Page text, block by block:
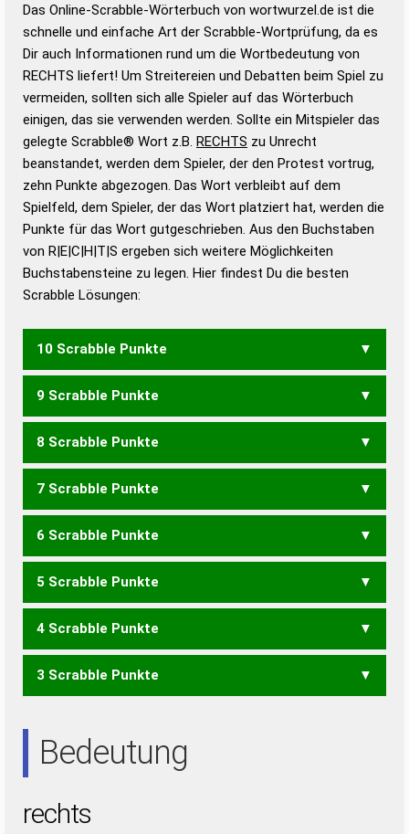
Wortwurzel liefert mit Hilfe eines semantischen
Wortanalyse-Algorithmus gute Anhaltspunkte zu
Wortbedeutung, Worttrennung und Wortform, um die
Gültigkeit eines Wortes für das Scrabble-Spiel zu
bestimmen!
zugelassene Turnier Scrabble-
Wörterbücher sind:
Duden – Standardwerk in 12 Bänden
Duden – Richtiges und gutes
Deutsch
Duden – Die deutsche Grammatik
Duden – Deutsches
Das Online-Scrabble-Wörterbuch von wortwurzel.de ist die
schnelle und einfache Art der Scrabble-Wortprüfung, da es
Dir auch Informationen rund um die Wortbedeutung von
RECHTS liefert! Um Streitereien und Debatten beim Spiel zu
vermeiden, sollten sich alle Spieler auf das Wörterbuch
einigen, das sie verwenden werden. Sollte ein Mitspieler das
gelegte Scrabble® Wort z.B. RECHTS zu Unrecht
beanstandet, werden dem Spieler, der den Protest vortrug,
zehn Punkte abgezogen. Das Wort verbleibt auf dem
Spielfeld, dem Spieler, der das Wort platziert hat, werden die
Punkte für das Wort gutgeschrieben. Aus den Buchstaben
von R|E|C|H|T|S ergeben sich weitere Möglichkeiten
Buchstabensteine zu legen. Hier findest Du die besten
Scrabble Lösungen:
10 Scrabble Punkte
RECHST SCHERT
9 Scrabble Punkte
RESCH SCHER
8 Scrabble Punkte
SECH
7 Scrabble Punkte
SCH CERS
6 Scrabble Punkte
CER CES SEC EHRST
5 Scrabble Punkte
EHRT REHS SEHR SEHT
4 Scrabble Punkte
EHR HER REH RHE ERST
3 Scrabble Punkte
Bedeutung
rechts